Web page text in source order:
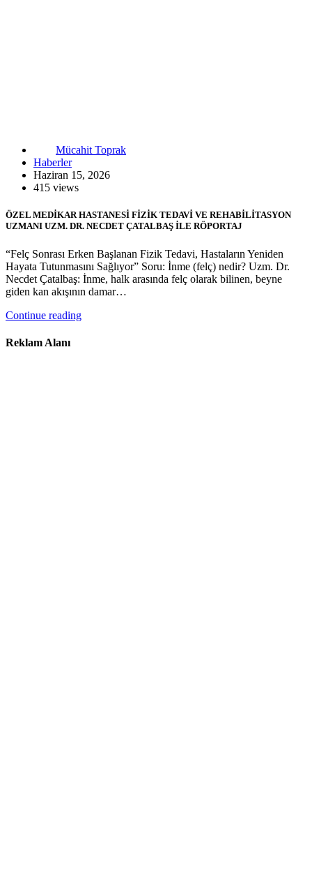
Mücahit Toprak
Haberler
Haziran 15, 2026
415 views
ÖZEL MEDİKAR HASTANESİ FİZİK TEDAVİ VE REHABİLİTASYON
UZMANI UZM. DR. NECDET ÇATALBAŞ İLE RÖPORTAJ
“Felç Sonrası Erken Başlanan Fizik Tedavi, Hastaların Yeniden
Hayata Tutunmasını Sağlıyor” Soru: İnme (felç) nedir? Uzm. Dr.
Necdet Çatalbaş: İnme, halk arasında felç olarak bilinen, beyne
giden kan akışının damar…
Continue reading
Reklam Alanı